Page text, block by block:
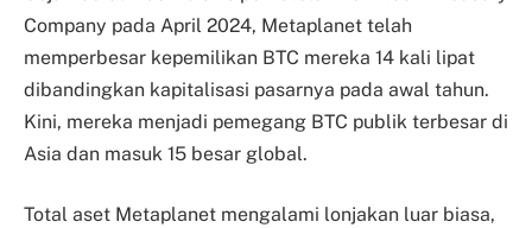
Company pada April 2024, Metaplanet telah
memperbesar kepemilikan BTC mereka 14 kali lipat
dibandingkan kapitalisasi pasarnya pada awal tahun.
Kini, mereka menjadi pemegang BTC publik terbesar di
Asia dan masuk 15 besar global.
Total aset Metaplanet mengalami lonjakan luar biasa,